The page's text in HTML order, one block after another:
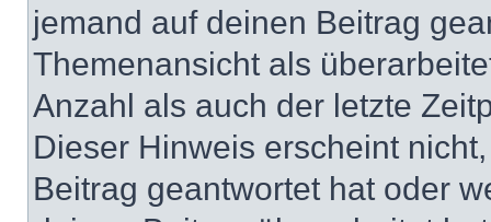
jemand auf deinen Beitrag
Themenansicht als
Anzahl als auch der letzte
Dieser Hinweis erscheint
Beitrag geantwortet hat oder